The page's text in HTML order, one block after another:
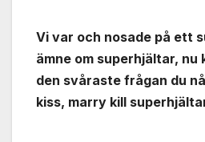
Vi var och nosade på ett
ämne om superhjältar, nu
den svåraste frågan du
kiss, marry kill